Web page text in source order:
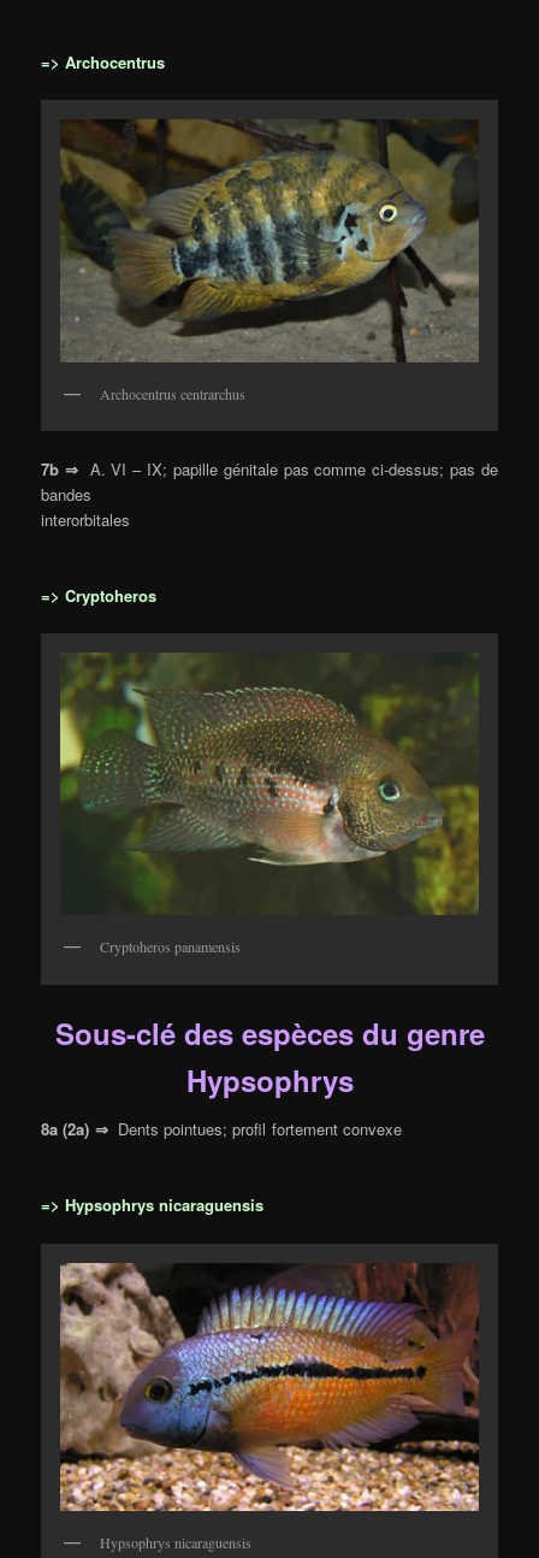
=> Archocentrus
Archocentrus centrarchus
7b ⇒A. VI – IX; papille génitale pas comme ci-dessus; pas de
bandes
interorbitales
=> Cryptoheros
Cryptoheros panamensis
Sous-clé des espèces du genre
Hypsophrys
8a (2a) ⇒Dents pointues; profil fortement convexe
=> Hypsophrys nicaraguensis
Hypsophrys nicaraguensis